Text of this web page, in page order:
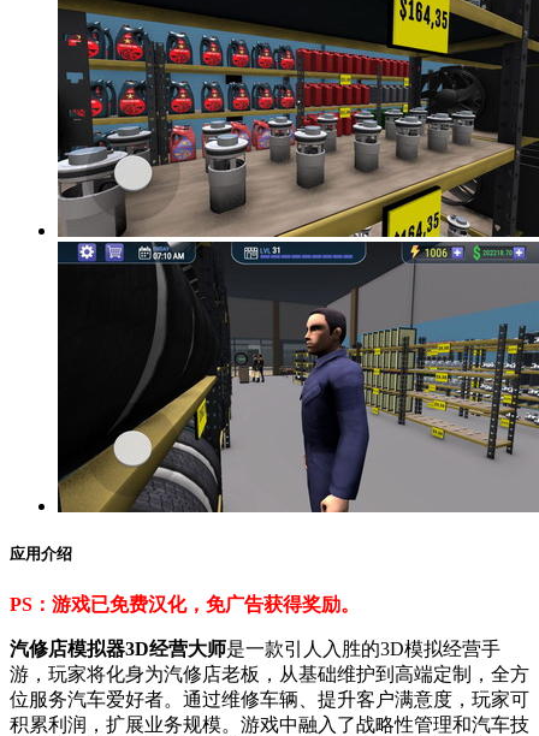
应用介绍
PS：游戏已免费汉化，免广告获得奖励。
汽修店模拟器3D经营大师是一款引人入胜的3D模拟经营手
游，玩家将化身为汽修店老板，从基础维护到高端定制，全方
位服务汽车爱好者。通过维修车辆、提升客户满意度，玩家可
积累利润，扩展业务规模。游戏中融入了战略性管理和汽车技